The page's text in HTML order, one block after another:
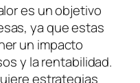
es un objetivo
ya que estas
un impacto
y la rentabilidad.
estrategias